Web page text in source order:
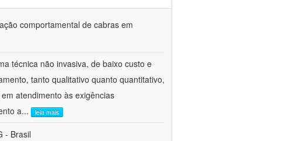
comportamental de cabras em
técnica não invasiva, de baixo custo e
tanto qualitativo quanto quantitativo,
atendimento às exigências
a... leia mais
- Brasil